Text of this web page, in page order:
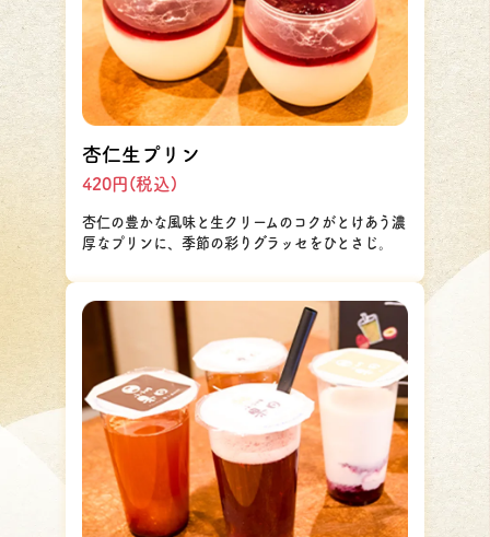
杏仁生プリン
420円(税込)
杏仁の豊かな風味と生クリームのコクがとけあう濃
厚なプリンに、季節の彩りグラッセをひとさじ。